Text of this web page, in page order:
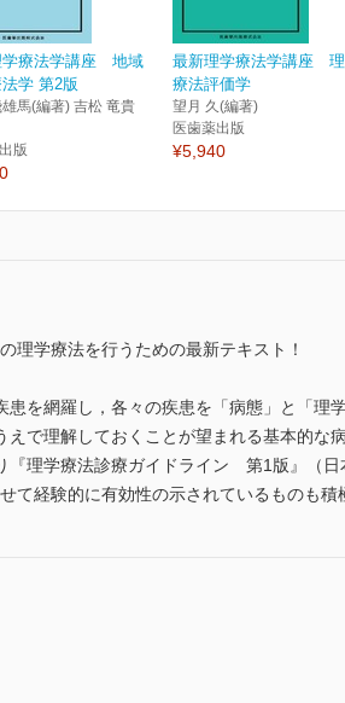
学療法学講座 地域
学 第2版
馬(編著) 吉松 竜貴
版
最新理学療法学講座
療法評価学
望月 久(編著)
医歯薬出版
¥5,940
理学療法を行うための最新テキスト！
を網羅し，各々の疾患を「病態」と「理
で理解しておくことが望まれる基本的な
『理学療法診療ガイドライン 第1版』（
て経験的に有効性の示されているものも積